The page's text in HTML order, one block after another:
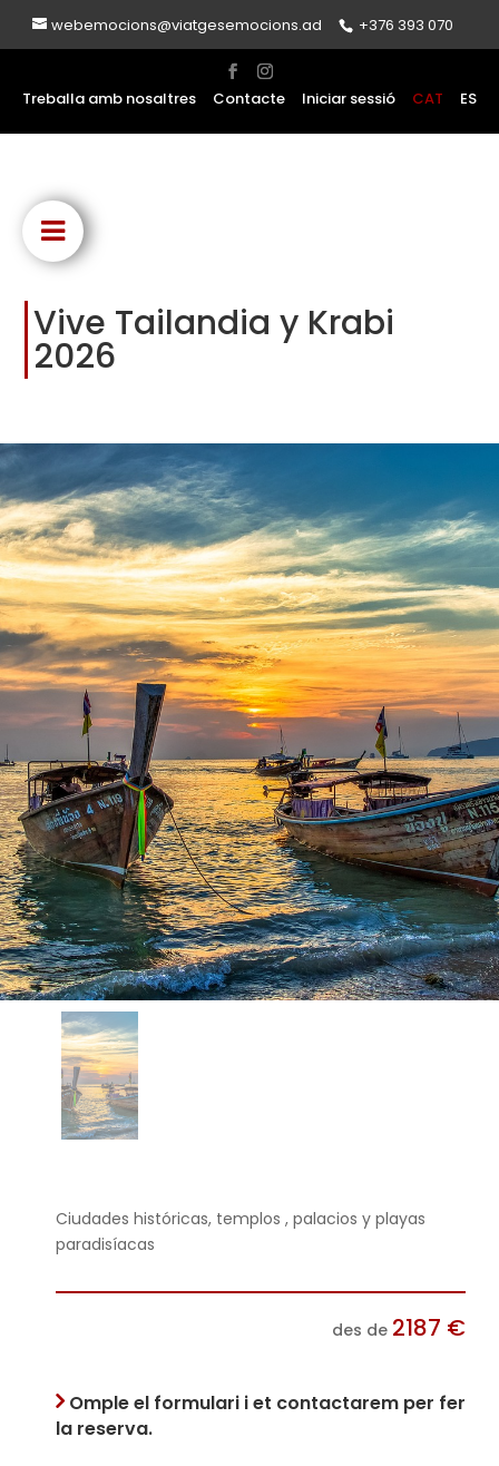
webemocions@viatgesemocions.ad +376 393 070
Treballa amb nosaltres Contacte Iniciar sessió CAT ES
Vive Tailandia y Krabi
2026
Ciudades históricas, templos , palacios y playas
paradisíacas
des de 2187 €
Omple el formulari i et contactarem per fer
la reserva.